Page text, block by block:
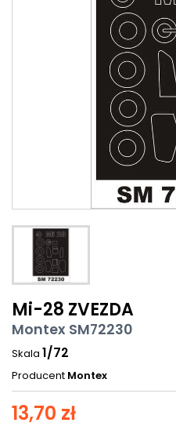
Mi-28 ZVEZDA
Montex SM72230
Skala 1/72
Producent Montex
13,70 zł